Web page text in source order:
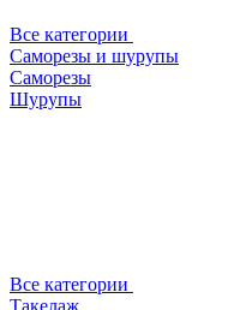
Все категории
Саморезы и шурупы
Саморезы
Шурупы
Все категории
Такелаж